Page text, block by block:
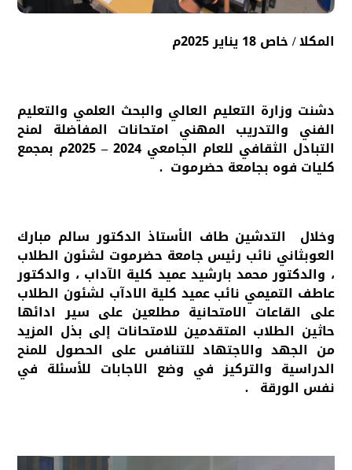
المكلا / خاص 18 يناير 2025م
دشنت وزارة التعليم العالي والبحث العلمي والتعليم
الفني والتدريب المهني امتحانات المفاضلة لمنح
التبادل الثقافي للعام الجامعي 2024 – 2025م بمجمع
كليات فوه بجامعة حضرموت .
وخلال التدشين طاف الأستاذ الدكتور سالم مبارك
العوبثاني نائب رئيس جامعة حضرموت لشئون الطلاب
، والدكتور محمد بارشيد عميد كلية الآداب ، والدكتور
عاطف التميمي نائب عميد كلية الادآب لشئون الطلاب
على القاعات الامتحانية مطلعين على سير ادائها
حاثين الطلاب المتقدمين للامتحانات إلى بذل المزيد
من الجهد والاجتهاد للتنافس على الحصول للمنح
الدراسية والتركيز في وضع الاجابات للأسئلة في
نفس الورقة .